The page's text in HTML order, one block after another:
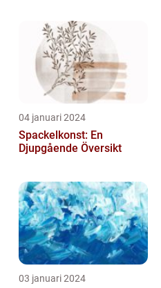
04 januari 2024
Spackelkonst: En
Djupgående Översikt
03 januari 2024